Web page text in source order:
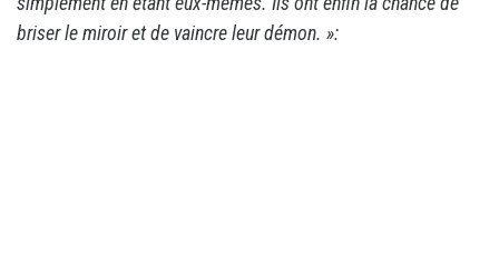
briser le miroir et de vaincre leur démon. »: